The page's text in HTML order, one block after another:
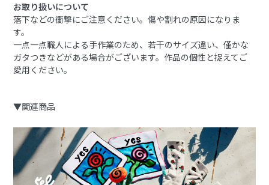
お取り扱いについて
落下などの衝撃にご注意ください。傷や割れの原因になりま
す。
一点一点職人による手作業のため、若干のサイズ違い、僅かな
ガタつきなどがある場合がございます。作品の個性と捉えてご
愛用ください。
▼関連商品